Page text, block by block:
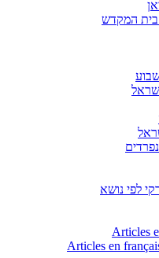
בית המקדש
לפי נושא
Articles